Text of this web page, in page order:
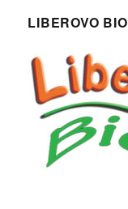
LIBEROVO BIO